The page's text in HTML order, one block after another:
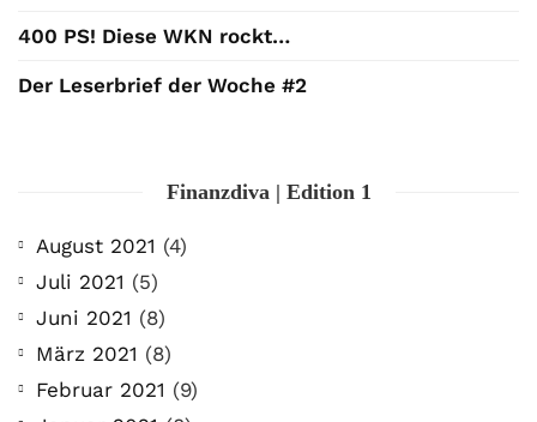
400 PS! Diese WKN rockt…
Der Leserbrief der Woche #2
Finanzdiva | Edition 1
August 2021 (4)
Juli 2021 (5)
Juni 2021 (8)
März 2021 (8)
Februar 2021 (9)